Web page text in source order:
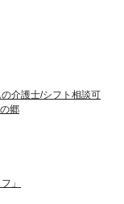
介護士/シフト相談可
郷
」